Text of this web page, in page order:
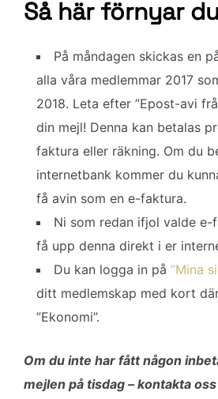
Så här förnyar
På måndagen skickas en
alla våra medlemmar 2017
2018. Leta efter ”Epost-avi
din mejl! Denna kan betalas
faktura eller räkning. Om du
internetbank kommer du
få avin som en e-faktura.
Ni som redan ifjol valde
få upp denna direkt i er
Du kan logga in på ”Mina
ditt medlemskap med kort
”Ekonomi”.
Om du inte har fått någon
mejlen på tisdag – kontakta oss